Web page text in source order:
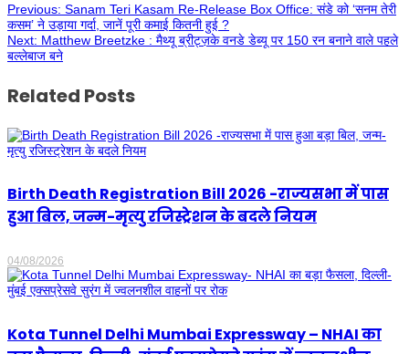
Previous: Sanam Teri Kasam Re-Release Box Office: संडे को ‘सनम तेरी
कसम’ ने उड़ाया गर्दा, जानें पूरी कमाई कितनी हुई ?
Next: Matthew Breetzke : मैथ्यू ब्रीट्ज़के वनडे डेब्यू पर 150 रन बनाने वाले पहले
बल्लेबाज बने
Related Posts
Birth Death Registration Bill 2026 -राज्यसभा में पास
हुआ बिल, जन्म-मृत्यु रजिस्ट्रेशन के बदले नियम
04/08/2026
Kota Tunnel Delhi Mumbai Expressway – NHAI का